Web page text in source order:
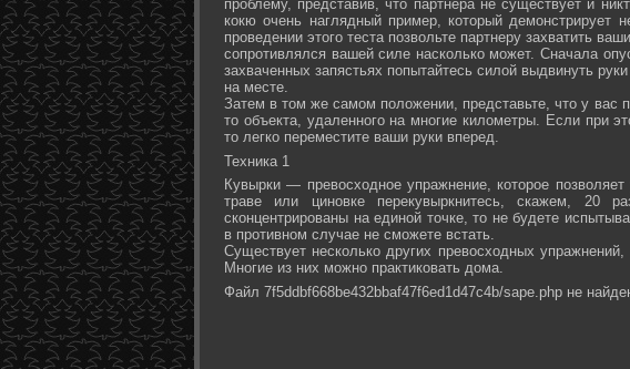
проблему, представив, что партнера не существует и
кокю очень наглядный пример, который демонстрирует
проведении этого теста позвольте партнеру захватить
сопротивлялся вашей силе насколько может. Сначала
захваченных запястьях попытайтесь силой выдвинуть
на месте.
Затем в том же самом положении, представьте, что у вас
то объекта, удаленного на многие километры. Если при
то легко переместите ваши руки вперед.
Техника 1
Кувырки — превосходное упражнение, которое
траве или циновке перекувыркнитесь, скажем, 20
сконцентрированы на единой точке, то не будете
в противном случае не сможете встать.
Существует несколько других превосходных
Многие из них можно практиковать дома.
Файл 7f5ddbf668be432bbaf47f6ed1d47c4b/sape.php не